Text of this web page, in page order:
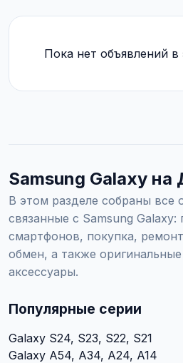
Пока нет объявлений в
Samsung Galaxy на
В этом разделе собраны все
связанные с Samsung
смартфонов, покупка,
обмен, а также оригинальные
аксессуары.
Популярные серии
Galaxy S24, S23, S22, S21
Galaxy A54, A34, A24, A14